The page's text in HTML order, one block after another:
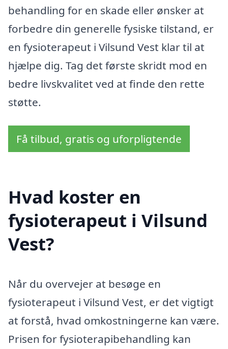
behandling for en skade eller ønsker at
forbedre din generelle fysiske tilstand, er
en fysioterapeut i Vilsund Vest klar til at
hjælpe dig. Tag det første skridt mod en
bedre livskvalitet ved at finde den rette
støtte.
Få tilbud, gratis og uforpligtende
Hvad koster en
fysioterapeut i Vilsund
Vest?
Når du overvejer at besøge en
fysioterapeut i Vilsund Vest, er det vigtigt
at forstå, hvad omkostningerne kan være.
Prisen for fysioterapibehandling kan